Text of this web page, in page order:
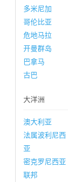
多米尼加
哥伦比亚
危地马拉
开曼群岛
巴拿马
古巴
大洋洲
澳大利亚
法属波利尼西
亚
密克罗尼西亚
联邦